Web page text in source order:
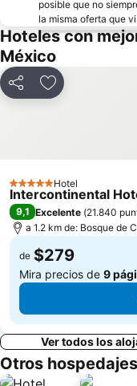
posible que no
la misma oferta que
Hoteles con
México
CompartirAgregar a
5 EstrellasHotel
Intercontinental
9,1 Excelente (21.840
a 1.2 km de: Bosque de
de $279
Mira precios de 9
Ver todos los
Otros